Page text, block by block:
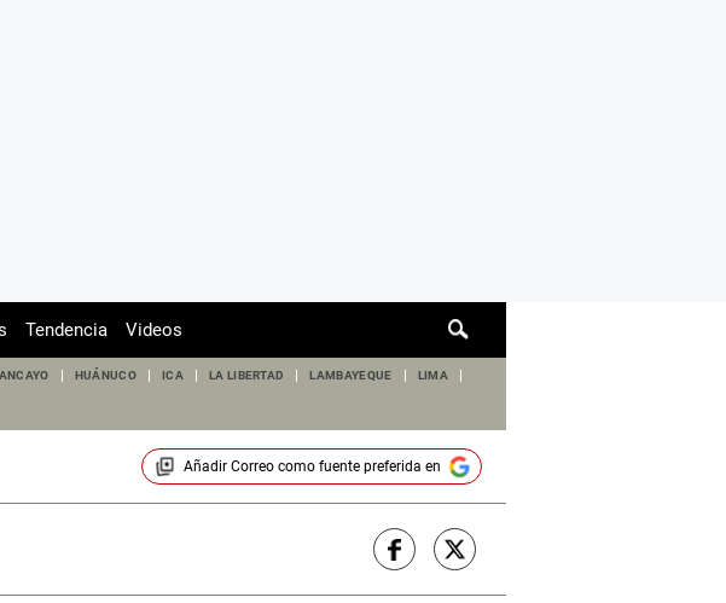
de
Tendencia Videos
HUÁNUCO ICA LA LIBERTAD LAMBAYEQUE LIMA
Añadir Correocomo fuente preferida en